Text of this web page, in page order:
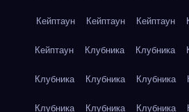
Кейптаун Кейптаун Кейптаун
Кейптаун Клубника Клубника
Клубника Клубника Клубника
Клубника Клубника Клубника